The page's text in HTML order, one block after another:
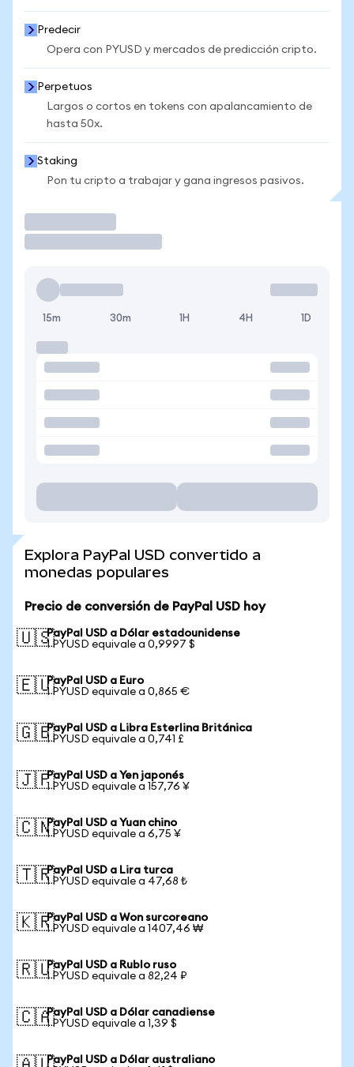
Predecir
Opera con PYUSD y mercados de predicción cripto.
Perpetuos
Largos o cortos en tokens con apalancamiento de
hasta 50x.
Staking
Pon tu cripto a trabajar y gana ingresos pasivos.
15m 30m 1H 4H 1D
Explora PayPal USD convertido a
monedas populares
Precio de conversión de PayPal USD hoy
🇺🇸PayPal USD a Dólar estadounidense
1 PYUSD equivale a 0,9997 $
🇪🇺PayPal USD a Euro
1 PYUSD equivale a 0,865 €
🇬🇧PayPal USD a Libra Esterlina Británica
1 PYUSD equivale a 0,741 £
🇯🇵PayPal USD a Yen japonés
1 PYUSD equivale a 157,76 ¥
🇨🇳PayPal USD a Yuan chino
1 PYUSD equivale a 6,75 ¥
🇹🇷PayPal USD a Lira turca
1 PYUSD equivale a 47,68 ₺
🇰🇷PayPal USD a Won surcoreano
1 PYUSD equivale a 1407,46 ₩
🇷🇺PayPal USD a Rublo ruso
1 PYUSD equivale a 82,24 ₽
🇨🇦PayPal USD a Dólar canadiense
1 PYUSD equivale a 1,39 $
PayPal USD a Dólar australiano